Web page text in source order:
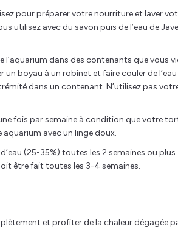
pour préparer votre nourriture et laver
utilisez avec du savon puis de l’eau de
l’aquarium dans des contenants que vous
boyau à un robinet et faire couler de l’eau
dans un contenant. N’utilisez pas
fois par semaine à condition que votre
avec un linge doux.
(25-35%) toutes les 2 semaines ou plus
être fait toutes les 3-4 semaines.
et profiter de la chaleur dégagée